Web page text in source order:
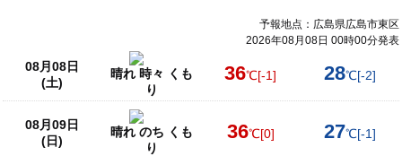
予報地点：広島県広島市東区
2026年08月08日 00時00分発表
08月08日
(土)
晴れ 時々 くも
り
36℃[-1] 28℃[-2]
08月09日
(日)
晴れ のち くも
り
36℃[0] 27℃[-1]